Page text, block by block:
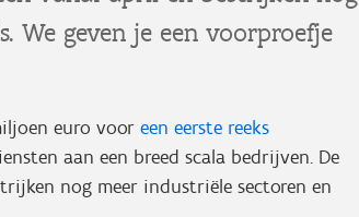
We geven je een voorproefje
euro vooreen eerste reeks
aan een breed scala bedrijven. De
nog meer industriële sectoren en